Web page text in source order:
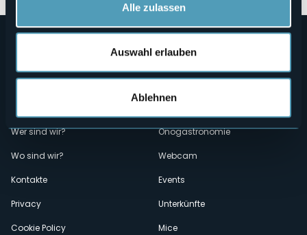
Alle zulassen
Auswahl erlauben
Ablehnen
Menù
secondario
Wer sind wir?
Wo sind wir?
Kontakte
Privacy
Cookie Policy
Önogastronomie
Webcam
Events
Unterkünfte
Mice